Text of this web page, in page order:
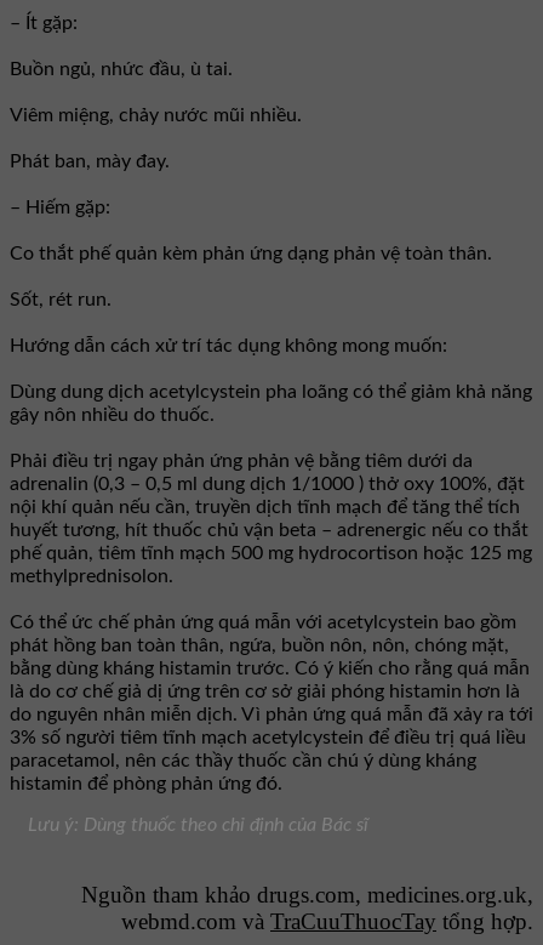
– Ít gặp:
Buồn ngủ, nhức đầu, ù tai.
Viêm miệng, chảy nước mũi nhiều.
Phát ban, mày đay.
– Hiếm gặp:
Co thắt phế quản kèm phản ứng dạng phản vệ toàn thân.
Sốt, rét run.
Hướng dẫn cách xử trí tác dụng không mong muốn:
Dùng dung dịch acetylcystein pha loãng có thể giảm khả năng
gây nôn nhiều do thuốc.
Phải điều trị ngay phản ứng phản vệ bằng tiêm dưới da
adrenalin (0,3 – 0,5 ml dung dịch 1/1000 ) thở oxy 100%, đặt
nội khí quản nếu cần, truyền dịch tĩnh mạch để tăng thể tích
huyết tương, hít thuốc chủ vận beta – adrenergic nếu co thắt
phế quản, tiêm tĩnh mạch 500 mg hydrocortison hoặc 125 mg
methylprednisolon.
Có thể ức chế phản ứng quá mẫn với acetylcystein bao gồm
phát hồng ban toàn thân, ngứa, buồn nôn, nôn, chóng mặt,
bằng dùng kháng histamin trước. Có ý kiến cho rằng quá mẫn
là do cơ chế giả dị ứng trên cơ sở giải phóng histamin hơn là
do nguyên nhân miễn dịch. Vì phản ứng quá mẫn đã xảy ra tới
3% số người tiêm tĩnh mạch acetylcystein để điều trị quá liều
paracetamol, nên các thầy thuốc cần chú ý dùng kháng
histamin để phòng phản ứng đó.
Lưu ý: Dùng thuốc theo chỉ định của Bác sĩ
Nguồn tham khảo drugs.com, medicines.org.uk,
webmd.com và TraCuuThuocTay tổng hợp.